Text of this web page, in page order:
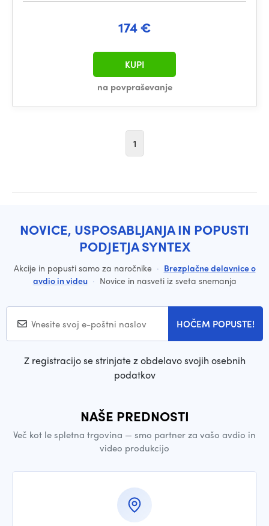
174 €
na povpraševanje
KUPI
1
NOVICE, USPOSABLJANJA IN POPUSTI
PODJETJA SYNTEX
Akcije in popusti samo za naročnike · Brezplačne delavnice o
avdio in videu · Novice in nasveti iz sveta snemanja
HOČEM POPUSTE!
Z registracijo se strinjate z obdelavo svojih osebnih
podatkov
NAŠE PREDNOSTI
Več kot le spletna trgovina — smo partner za vašo avdio in
video produkcijo